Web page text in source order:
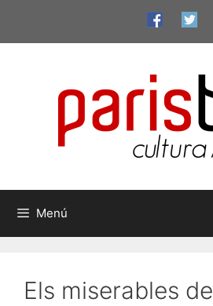
contingut
Menú
Els miserables